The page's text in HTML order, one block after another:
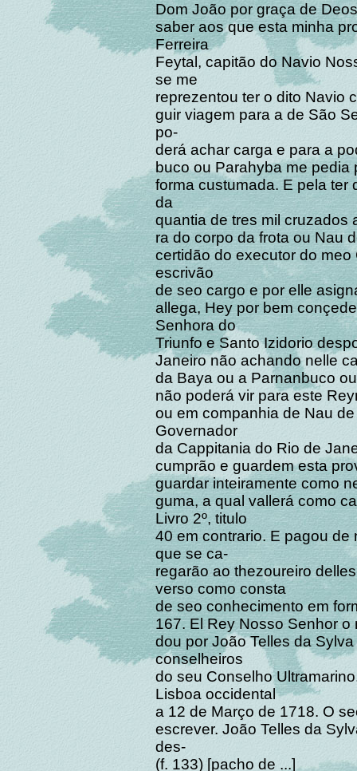
Dom João por graça de
saber aos que esta minha
Ferreira
Feytal, capitão do Navio
se me
reprezentou ter o dito Navio
guir viagem para a de São
po-
derá achar carga e para a
buco ou Parahyba me pedia
forma custumada. E pela ter
da
quantia de tres mil cruzados
ra do corpo da frota ou Nau
certidão do executor do
escrivão
de seo cargo e por elle
allega, Hey por bem
Senhora do
Triunfo e Santo Izidorio
Janeiro não achando nelle
da Baya ou a Parnanbuco
não poderá vir para este
ou em companhia de Nau
Governador
da Cappitania do Rio de
cumprão e guardem esta
guardar inteiramente como
guma, a qual vallerá como
Livro 2º, titulo
40 em contrario. E pagou
que se ca-
regarão ao thezoureiro
verso como consta
de seo conhecimento em
167. El Rey Nosso Senhor o
dou por João Telles da
conselheiros
do seu Conselho
Lisboa occidental
a 12 de Março de 1718. O
escrever. João Telles da
des-
(f. 133) [pacho de ...]